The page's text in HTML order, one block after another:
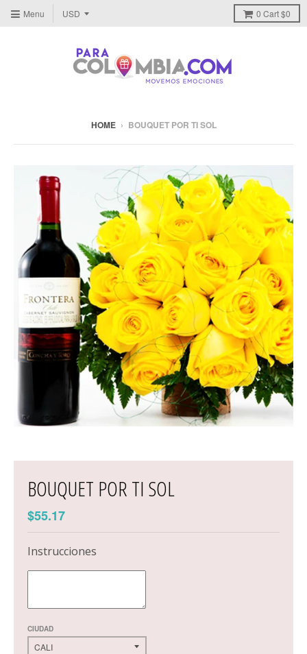
Menu 0 Cart$0
HOME › BOUQUET POR TI SOL
BOUQUET POR TI SOL
$55.17
Instrucciones
CIUDAD